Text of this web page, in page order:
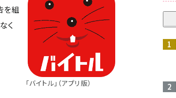
「バイトル」（アプリ版）
を組
く